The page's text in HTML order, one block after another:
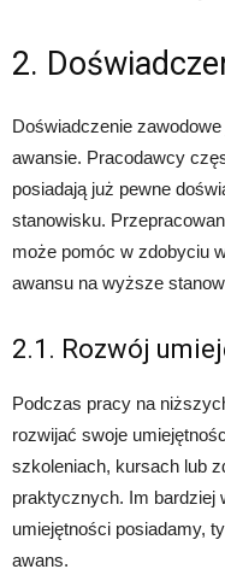
2.
Doświadczenie
awansie. Pracodawcy
posiadają już pewne
stanowisku.
może pomóc w zdobyciu
awansu na wyższe
2.1. Rozwój
Podczas pracy na
rozwijać swoje
szkoleniach, kursach lub
praktycznych. Im bardziej
umiejętności posiadamy,
awans.